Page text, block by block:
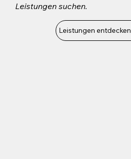
Leistungen suchen.
Leistungen entdecken